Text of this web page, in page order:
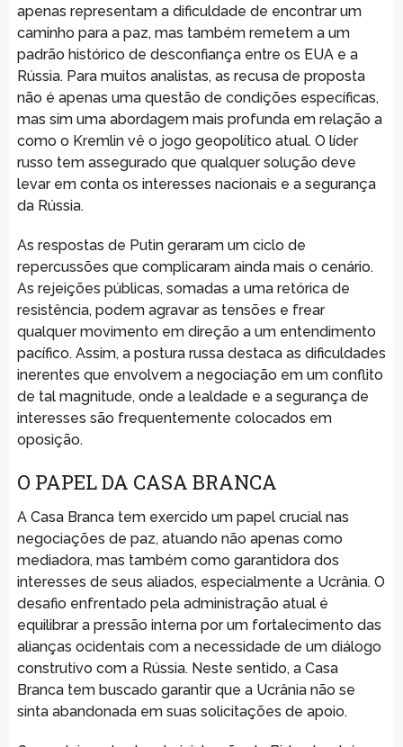
apenas representam a dificuldade de encontrar um
caminho para a paz, mas também remetem a um
padrão histórico de desconfiança entre os EUA e a
Rússia. Para muitos analistas, as recusa de proposta
não é apenas uma questão de condições específicas,
mas sim uma abordagem mais profunda em relação a
como o Kremlin vê o jogo geopolítico atual. O líder
russo tem assegurado que qualquer solução deve
levar em conta os interesses nacionais e a segurança
da Rússia.
As respostas de Putin geraram um ciclo de
repercussões que complicaram ainda mais o cenário.
As rejeições públicas, somadas a uma retórica de
resistência, podem agravar as tensões e frear
qualquer movimento em direção a um entendimento
pacífico. Assim, a postura russa destaca as dificuldades
inerentes que envolvem a negociação em um conflito
de tal magnitude, onde a lealdade e a segurança de
interesses são frequentemente colocados em
oposição.
O PAPEL DA CASA BRANCA
A Casa Branca tem exercido um papel crucial nas
negociações de paz, atuando não apenas como
mediadora, mas também como garantidora dos
interesses de seus aliados, especialmente a Ucrânia. O
desafio enfrentado pela administração atual é
equilibrar a pressão interna por um fortalecimento das
alianças ocidentais com a necessidade de um diálogo
construtivo com a Rússia. Neste sentido, a Casa
Branca tem buscado garantir que a Ucrânia não se
sinta abandonada em suas solicitações de apoio.